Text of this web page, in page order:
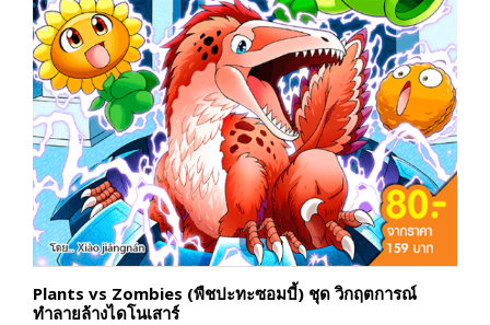
Plants vs Zombies (พืชปะทะซอมบี้) ชุด วิกฤตการณ์
ทำลายล้างไดโนเสาร์